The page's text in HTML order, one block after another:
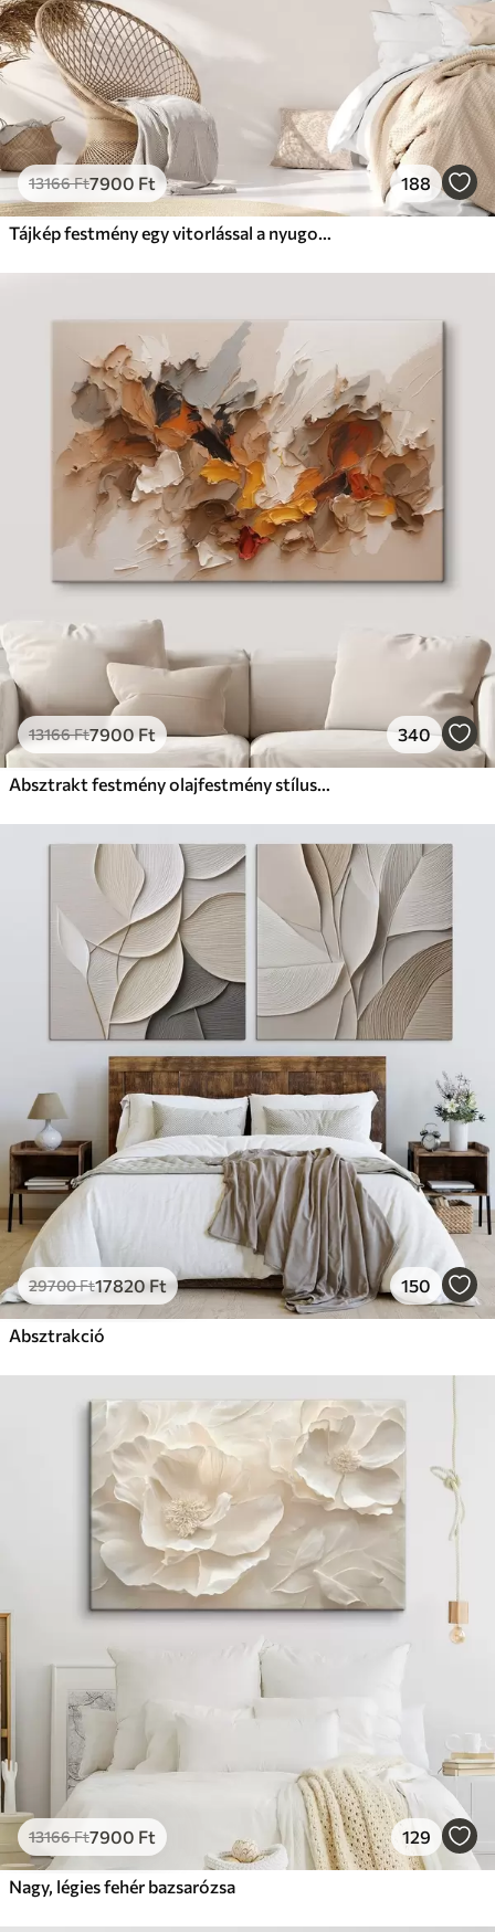
13166Ft7900 Ft 188
Tájkép festmény egy vitorlással a nyugodt tengeren, narancssárga és sárga égbolt, távoli hegyek
13166Ft7900Ft 340
Absztrakt festmény olajfestmény stílusban
29700Ft17820Ft 150
Absztrakció
13166Ft7900 Ft 129
Nagy, légies fehér bazsarózsa